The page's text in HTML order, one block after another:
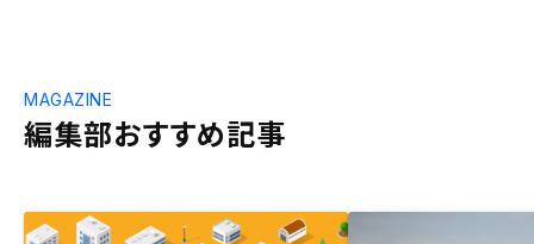
編集部おすすめ記事
MAGAZINE